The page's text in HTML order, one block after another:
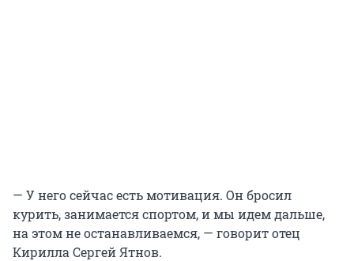
— У него сейчас есть мотивация. Он бросил
курить, занимается спортом, и мы идем дальше,
на этом не останавливаемся, — говорит отец
Кирилла Сергей Ятнов.